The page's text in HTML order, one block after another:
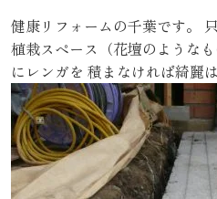
ポート
健康リフォームの千葉です。
植栽スペース（花壇のような
にレンガを 積まなければ綺麗